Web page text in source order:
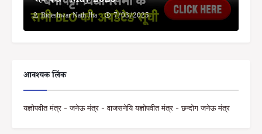
Bideshwar Nath Jha 7/03/2025
आवश्यक लिंक
यज्ञोपवीत मंत्र - जनेऊ मंत्र - वाजसनेयि यज्ञोपवीत मंत्र - छन्दोग जनेऊ मंत्र